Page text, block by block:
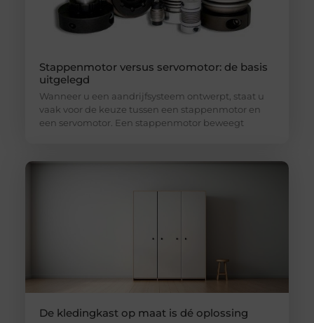
Stappenmotor versus servomotor: de basis
uitgelegd
Wanneer u een aandrijfsysteem ontwerpt, staat u
vaak voor de keuze tussen een stappenmotor en
een servomotor. Een stappenmotor beweegt
De kledingkast op maat is dé oplossing